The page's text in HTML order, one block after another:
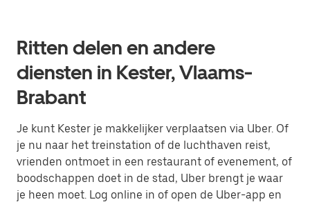
Ritten delen en andere
diensten in Kester, Vlaams-
Brabant
Je kunt Kester je makkelijker verplaatsen via Uber. Of
je nu naar het treinstation of de luchthaven reist,
vrienden ontmoet in een restaurant of evenement, of
boodschappen doet in de stad, Uber brengt je waar
je heen moet. Log online in of open de Uber-app en